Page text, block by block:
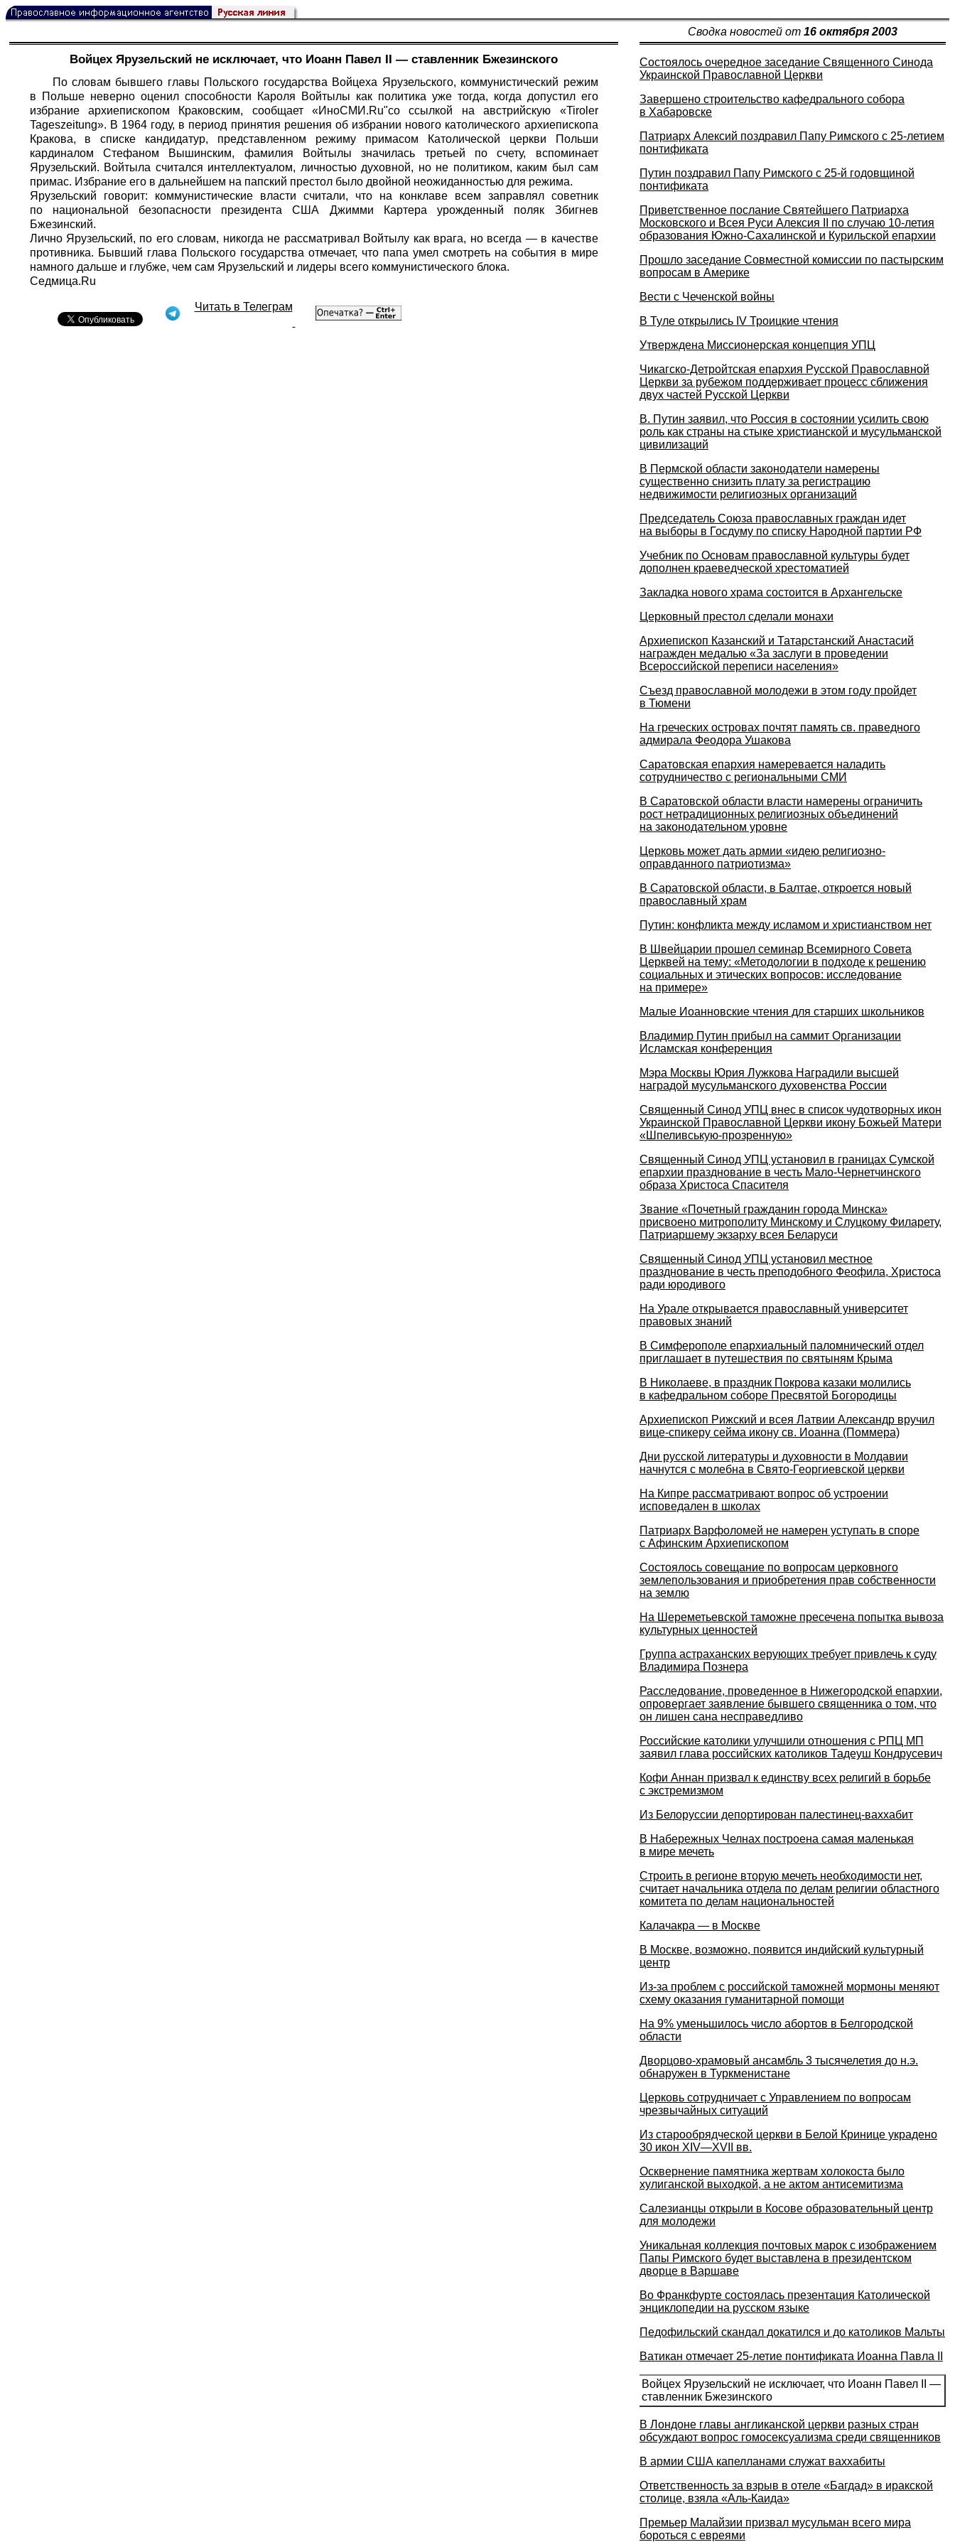
Сводка новостей от 16 октября 2003
Войцех Ярузельский не исключает, что Иоанн Павел II — ставленник Бжезинского
По словам бывшего главы Польского государства Войцеха Ярузельского, коммунистический режим
в Польше неверно оценил способности Кароля Войтылы как политика уже тогда, когда допустил его
избрание архиепископом Краковским, сообщает «ИноСМИ.Ru"со ссылкой на австрийскую «Tiroler
Tageszeitung». В 1964 году, в период принятия решения об избрании нового католического архиепископа
Кракова, в списке кандидатур, представленном режиму примасом Католической церкви Польши
кардиналом Стефаном Вышинским, фамилия Войтылы значилась третьей по счету, вспоминает
Ярузельский. Войтыла считался интеллектуалом, личностью духовной, но не политиком, каким был сам
примас. Избрание его в дальнейшем на папский престол было двойной неожиданностью для режима.
Ярузельский говорит: коммунистические власти считали, что на конклаве всем заправлял советник
по национальной безопасности президента США Джимми Картера урожденный поляк Збигнев
Бжезинский.
Лично Ярузельский, по его словам, никогда не рассматривал Войтылу как врага, но всегда — в качестве
противника. Бывший глава Польского государства отмечает, что папа умел смотреть на события в мире
намного дальше и глубже, чем сам Ярузельский и лидеры всего коммунистического блока.
Седмица.Ru
Читать в Телеграм
Состоялось очередное заседание Священного Синода
Украинской Православной Церкви
Завершено строительство кафедрального собора
в Хабаровске
Патриарх Алексий поздравил Папу Римского с 25-летием
понтификата
Путин поздравил Папу Римского с 25-й годовщиной
понтификата
Приветственное послание Святейшего Патриарха
Московского и Всея Руси Алексия II по случаю 10-летия
образования Южно-Сахалинской и Курильской епархии
Прошло заседание Совместной комиссии по пастырским
вопросам в Америке
Вести с Чеченской войны
В Туле открылись IV Троицкие чтения
Утверждена Миссионерская концепция УПЦ
Чикагско-Детройтская епархия Русской Православной
Церкви за рубежом поддерживает процесс сближения
двух частей Русской Церкви
В. Путин заявил, что Россия в состоянии усилить свою
роль как страны на стыке христианской и мусульманской
цивилизаций
В Пермской области законодатели намерены
существенно снизить плату за регистрацию
недвижимости религиозных организаций
Председатель Союза православных граждан идет
на выборы в Госдуму по списку Народной партии РФ
Учебник по Основам православной культуры будет
дополнен краеведческой хрестоматией
Закладка нового храма состоится в Архангельске
Церковный престол сделали монахи
Архиепископ Казанский и Татарстанский Анастасий
награжден медалью «За заслуги в проведении
Всероссийской переписи населения»
Съезд православной молодежи в этом году пройдет
в Тюмени
На греческих островах почтят память св. праведного
адмирала Феодора Ушакова
Саратовская епархия намеревается наладить
сотрудничество с региональными СМИ
В Саратовской области власти намерены ограничить
рост нетрадиционных религиозных объединений
на законодательном уровне
Церковь может дать армии «идею религиозно-
оправданного патриотизма»
В Саратовской области, в Балтае, откроется новый
православный храм
Путин: конфликта между исламом и христианством нет
В Швейцарии прошел семинар Всемирного Совета
Церквей на тему: «Методологии в подходе к решению
социальных и этических вопросов: исследование
на примере»
Малые Иоанновские чтения для старших школьников
Владимир Путин прибыл на саммит Организации
Исламская конференция
Мэра Москвы Юрия Лужкова Наградили высшей
наградой мусульманского духовенства России
Священный Синод УПЦ внес в список чудотворных икон
Украинской Православной Церкви икону Божьей Матери
«Шпеливськую-прозренную»
Священный Синод УПЦ установил в границах Сумской
епархии празднование в честь Мало-Чернетчинского
образа Христоса Спасителя
Звание «Почетный гражданин города Минска»
присвоено митрополиту Минскому и Слуцкому Филарету,
Патриаршему экзарху всея Беларуси
Священный Синод УПЦ установил местное
празднование в честь преподобного Феофила, Христоса
ради юродивого
На Урале открывается православный университет
правовых знаний
В Симферополе епархиальный паломнический отдел
приглашает в путешествия по святыням Крыма
В Николаеве, в праздник Покрова казаки молились
в кафедральном соборе Пресвятой Богородицы
Архиепископ Рижский и всея Латвии Александр вручил
вице-спикеру сейма икону cв. Иоанна (Поммера)
Дни русской литературы и духовности в Молдавии
начнутся с молебна в Свято-Георгиевской церкви
На Кипре рассматривают вопрос об устроении
исповедален в школах
Патриарх Варфоломей не намерен уступать в споре
с Афинским Архиепископом
Состоялось совещание по вопросам церковного
землепользования и приобретения прав собственности
на землю
На Шереметьевской таможне пресечена попытка вывоза
культурных ценностей
Группа астраханских верующих требует привлечь к суду
Владимира Познера
Расследование, проведенное в Нижегородской епархии,
опровергает заявление бывшего священника о том, что
он лишен сана несправедливо
Российские католики улучшили отношения с РПЦ МП
заявил глава российских католиков Тадеуш Кондрусевич
Кофи Аннан призвал к единству всех религий в борьбе
с экстремизмом
Из Белоруссии депортирован палестинец-ваххабит
В Набережных Челнах построена самая маленькая
в мире мечеть
Строить в регионе вторую мечеть необходимости нет,
считает начальника отдела по делам религии областного
комитета по делам национальностей
Калачакра — в Москве
В Москве, возможно, появится индийский культурный
центр
Из-за проблем с российской таможней мормоны меняют
схему оказания гуманитарной помощи
На 9% уменьшилось число абортов в Белгородской
области
Дворцово-храмовый ансамбль 3 тысячелетия до н.э.
обнаружен в Туркменистане
Церковь сотрудничает с Управлением по вопросам
чрезвычайных ситуаций
Из старообрядческой церкви в Белой Кринице украдено
30 икон XIV—XVII вв.
Осквернение памятника жертвам холокоста было
хулиганской выходкой, а не актом антисемитизма
Салезианцы открыли в Косове образовательный центр
для молодежи
Уникальная коллекция почтовых марок с изображением
Папы Римского будет выставлена в президентском
дворце в Варшаве
Во Франкфурте состоялась презентация Католической
энциклопедии на русском языке
Педофильский скандал докатился и до католиков Мальты
Ватикан отмечает 25-летие понтификата Иоанна Павла II
Войцех Ярузельский не исключает, что Иоанн Павел II —
ставленник Бжезинского
В Лондоне главы англиканской церкви разных стран
обсуждают вопрос гомосексуализма среди священников
В армии США капелланами служат ваххабиты
Ответственность за взрыв в отеле «Багдад» в иракской
столице, взяла «Аль-Каида»
Премьер Малайзии призвал мусульман всего мира
бороться с евреями